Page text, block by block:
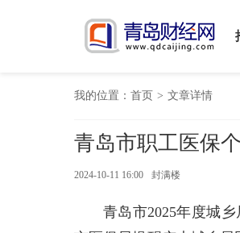
我的位置： 首页 > 文章详情
青岛市职工医保
2024-10-11 16:00 封满楼
青岛市2025年度城